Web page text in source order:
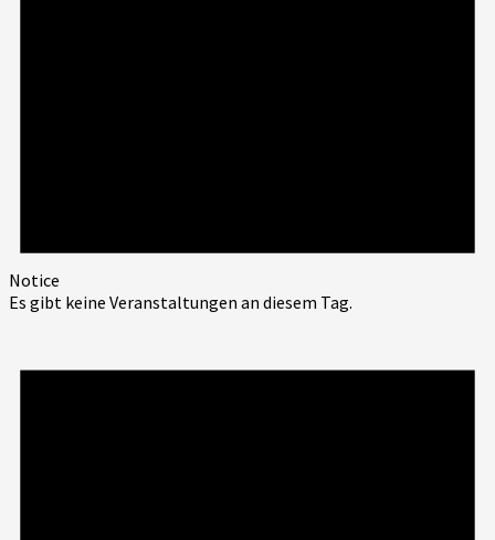
Notice
Es gibt keine Veranstaltungen an diesem Tag.